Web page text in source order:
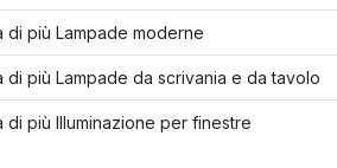
di più Lampade moderne
di più Lampade da scrivania e da tavolo
di più Illuminazione per finestre